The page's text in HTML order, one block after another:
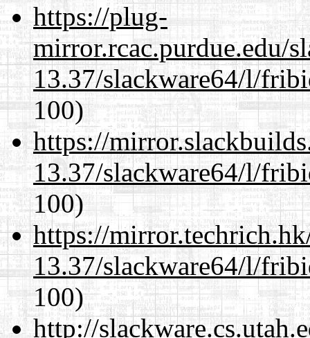
https://plug-
mirror.rcac.purdue.edu/
13.37/slackware64/l/
100)
https://
13.37/slackware64/l/
100)
https://
13.37/slackware64/l/
100)
http://